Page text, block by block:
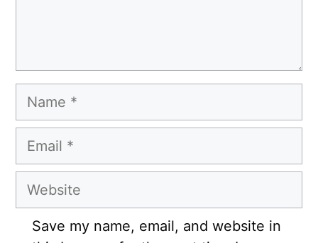
Name
Email
Website
Save my name, email, and website in